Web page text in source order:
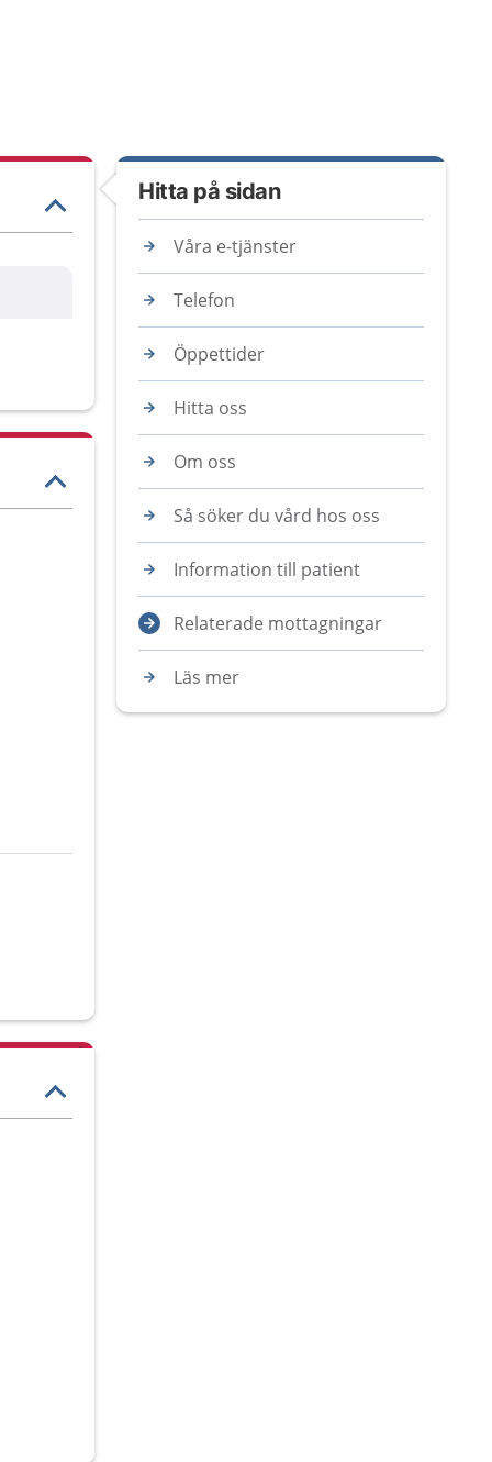
Hitta på sidan
Våra e-tjänster
Telefon
Öppettider
Hitta oss
Om oss
Så söker du vård hos oss
Information till patient
Relaterade mottagningar
Läs mer